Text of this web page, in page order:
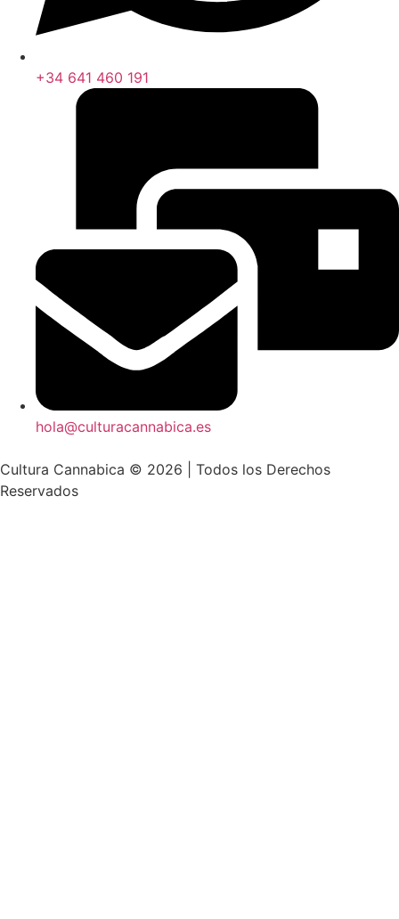
+34 641 460 191
hola@culturacannabica.es
Cultura Cannabica © 2026 | Todos los Derechos
Reservados